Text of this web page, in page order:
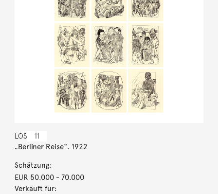
LOS 11
„Berliner Reise“. 1922
Schätzung:
EUR 50.000- 70.000
Verkauft für: